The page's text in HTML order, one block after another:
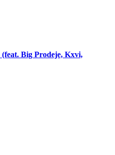
Big Prodeje, Kxvi,